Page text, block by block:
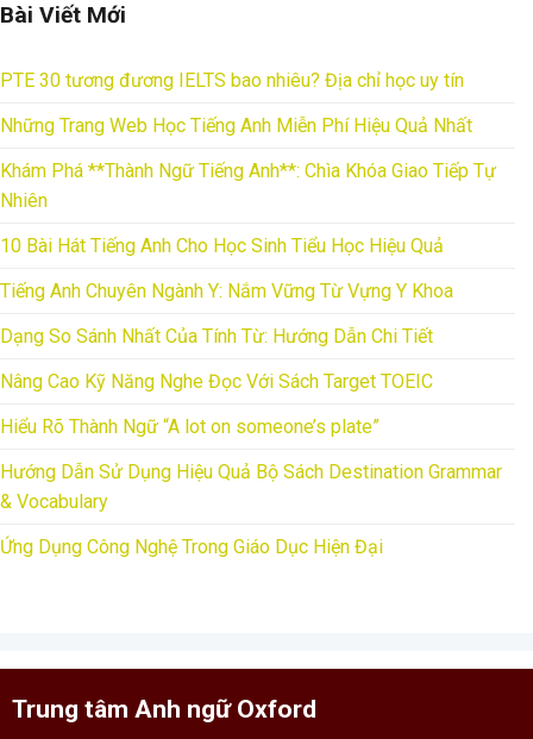
Bài Viết Mới
PTE 30 tương đương IELTS bao nhiêu? Địa chỉ học uy tín
Những Trang Web Học Tiếng Anh Miễn Phí Hiệu Quả Nhất
Khám Phá **Thành Ngữ Tiếng Anh**: Chìa Khóa Giao Tiếp Tự
Nhiên
10 Bài Hát Tiếng Anh Cho Học Sinh Tiểu Học Hiệu Quả
Tiếng Anh Chuyên Ngành Y: Nắm Vững Từ Vựng Y Khoa
Dạng So Sánh Nhất Của Tính Từ: Hướng Dẫn Chi Tiết
Nâng Cao Kỹ Năng Nghe Đọc Với Sách Target TOEIC
Hiểu Rõ Thành Ngữ “A lot on someone’s plate”
Hướng Dẫn Sử Dụng Hiệu Quả Bộ Sách Destination Grammar
& Vocabulary
Ứng Dụng Công Nghệ Trong Giáo Dục Hiện Đại
Trung tâm Anh ngữ Oxford